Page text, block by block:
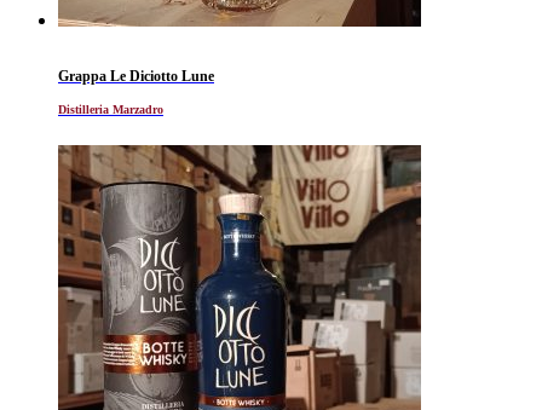
Grappa Le Diciotto Lune
Distilleria Marzadro